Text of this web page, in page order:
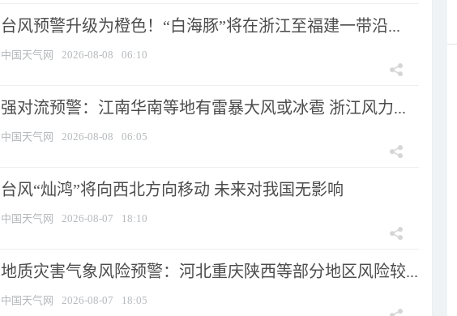
台风预警升级为橙色！“白海豚”将在浙江至福建一带沿...
中国天气网 2026-08-08 06:10
强对流预警：江南华南等地有雷暴大风或冰雹 浙江风力...
中国天气网 2026-08-08 06:05
台风“灿鸿”将向西北方向移动 未来对我国无影响
中国天气网 2026-08-07 18:10
地质灾害气象风险预警：河北重庆陕西等部分地区风险较...
中国天气网 2026-08-07 18:05